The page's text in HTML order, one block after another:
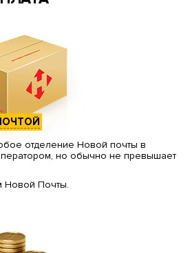
отделение Новой почты в
но обычно не превышает
Новой Почты.